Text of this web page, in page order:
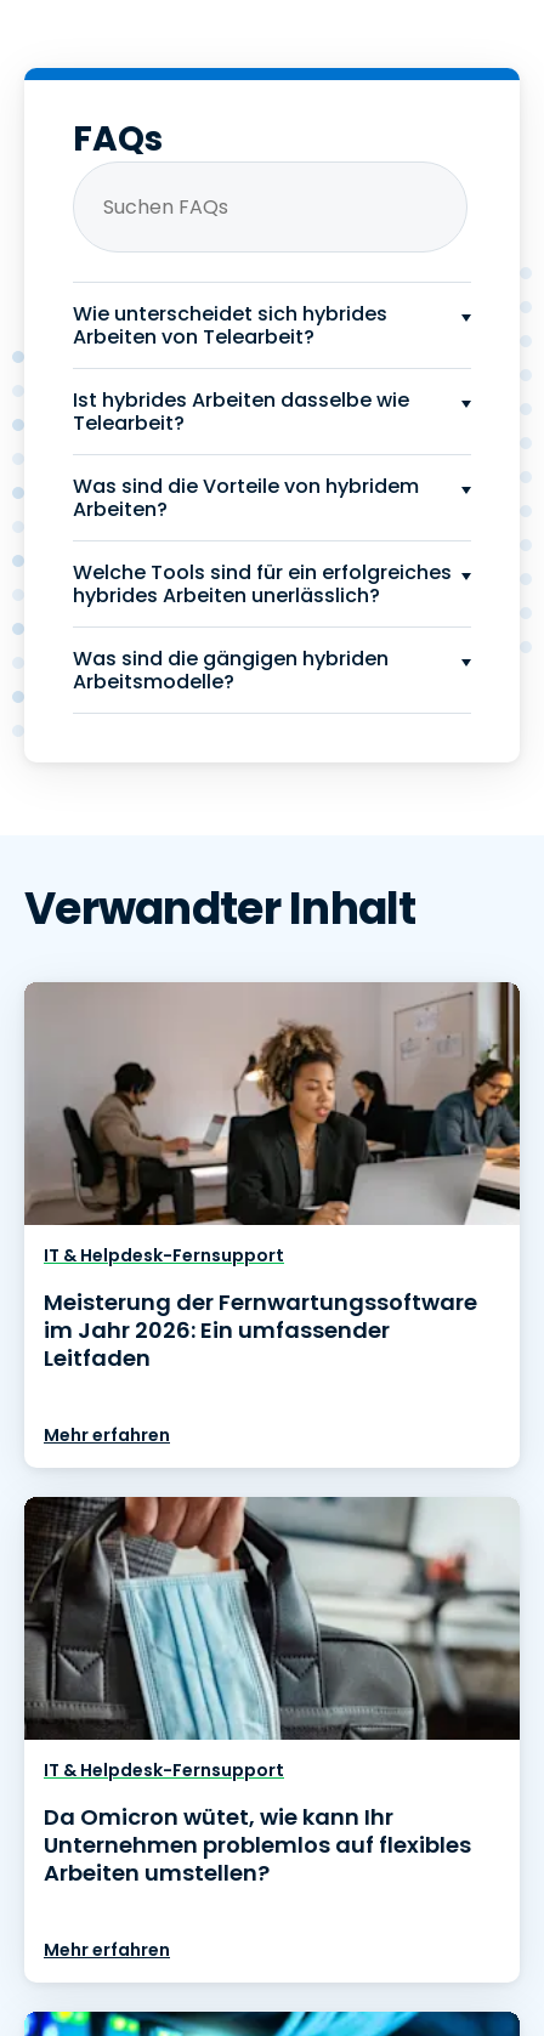
FAQs
Wie unterscheidet sich hybrides
Arbeiten von Telearbeit?
Ist hybrides Arbeiten dasselbe wie
Telearbeit?
Was sind die Vorteile von hybridem
Arbeiten?
Welche Tools sind für ein erfolgreiches
hybrides Arbeiten unerlässlich?
Was sind die gängigen hybriden
Arbeitsmodelle?
Verwandter Inhalt
IT & Helpdesk-Fernsupport
Meisterung der Fernwartungssoftware
im Jahr 2026: Ein umfassender
Leitfaden
Mehr erfahren
IT & Helpdesk-Fernsupport
Da Omicron wütet, wie kann Ihr
Unternehmen problemlos auf flexibles
Arbeiten umstellen?
Mehr erfahren